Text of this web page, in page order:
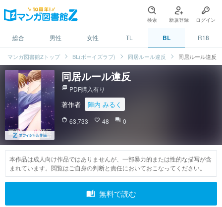
検索 新規登録 ログイン
総合 男性 女性 TL BL R18
マンガ図書館Zトップ BL(ボーイズラブ) 同居ルール違反 同居ルール違反
同居ルール違反
picture_as_pdf PDF購入有り
著作者 陣内 みるく
face 63,733 favorite_border 48 question_answer 0
本作品は成人向け作品ではありませんが、一部暴力的または性的な描写が含
まれています。閲覧はご自身の判断と責任においておこなってください。
auto_stories 無料で読む